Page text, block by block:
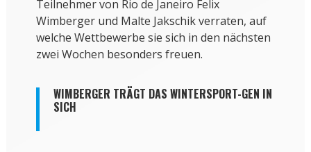
Teilnehmer von Rio de Janeiro Felix
Wimberger und Malte Jakschik verraten, auf
welche Wettbewerbe sie sich in den nächsten
zwei Wochen besonders freuen.
WIMBERGER TRÄGT DAS WINTERSPORT-GEN IN
SICH